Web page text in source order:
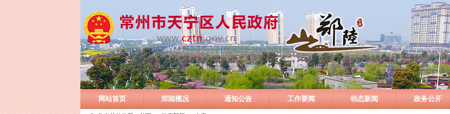
网站首页 郑陆概况 通知公告 工作要闻 动态新闻 政务公开